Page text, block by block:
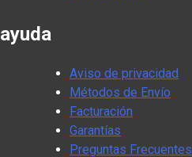
ayuda
Aviso de privacidad
Métodos de Envío
Facturación
Garantías
Preguntas Frecuentes